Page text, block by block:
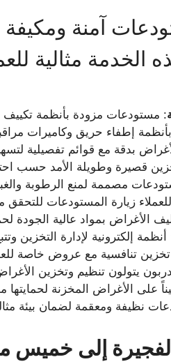
آمنة ومكيفة
مثالية
: مستودعات مزودة بأنظمة تكييف
إطفاء حريق وكاميرات
بدقة مع قوائم تفصيلية لتسهيل
قصيرة وطويلة الأمد حسب
مصممة لمنع الرطوبة
زيارة المستودعات
الأغراض بمواد عالية الجودة
أنظمة إلكترونية لإدارة التخزين
تنافسية مع عروض خاصة
يتولون تنظيم وتخزين
على الأغراض المخزنة
نظيفة ومعقمة لضمان بيئة
إلى خميس